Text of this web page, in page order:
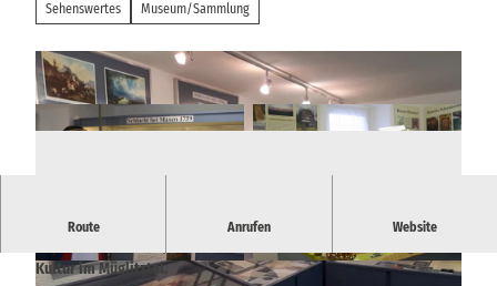
Sehenswertes Museum/Sammlung
© Heimatverein Maxen e.V., Jutta Tronicke |
CC-BY-SA
© Heimatverein Maxen e.V., Jutta Tronicke |
CC-BY-SA
Route Anrufen Website
Kleines Heimatmuseum mit lokaler Zeitgeschichte, Diorama der
Kultur im Müglitztal.